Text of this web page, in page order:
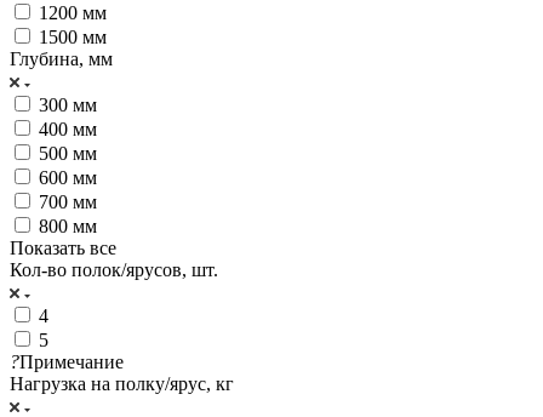
1200 мм
1500 мм
Глубина, мм
300 мм
400 мм
500 мм
600 мм
700 мм
800 мм
Показать все
Кол-во полок/ярусов, шт.
4
5
?Примечание
Нагрузка на полку/ярус, кг